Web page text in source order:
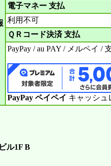
電子マネー 支払
利用不可
ＱＲコード決済 支払
PayPay / au PAY / メルペイ /
PayPay ペイペイ キャッシュ
ル1F B